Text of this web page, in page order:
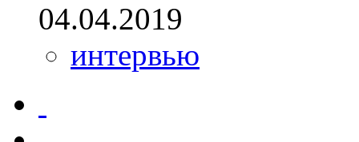
04.04.2019
интервью